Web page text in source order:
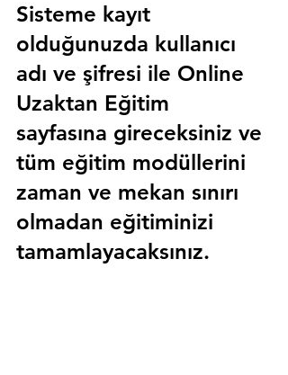
Sisteme kayıt
olduğunuzda kullanıcı
adı ve şifresi ile Online
Uzaktan Eğitim
sayfasına gireceksiniz ve
tüm eğitim modüllerini
zaman ve mekan sınırı
olmadan eğitiminizi
tamamlayacaksınız.